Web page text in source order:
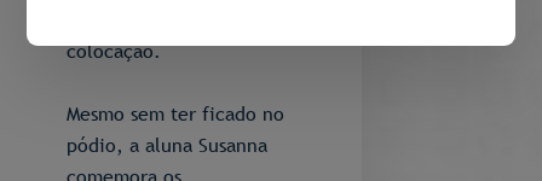
colocação.
Mesmo sem ter ficado no
pódio, a aluna Susanna